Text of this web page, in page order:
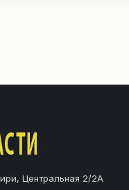
Центральная 2/2А